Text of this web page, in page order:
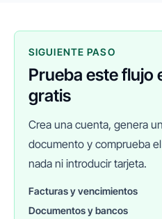
SIGUIENTE PASO
Prueba este flujo
gratis
Crea una cuenta, genera
documento y comprueba
nada ni introducir tarjeta.
Facturas y vencimientos
Documentos y bancos
FINANEDI